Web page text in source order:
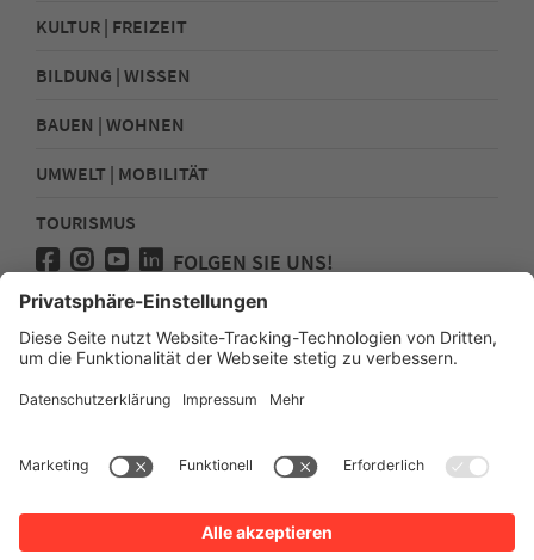
KULTUR | FREIZEIT
BILDUNG | WISSEN
BAUEN | WOHNEN
UMWELT | MOBILITÄT
TOURISMUS
FOLGEN SIE UNS!
Presse
Kontakt
Impressum
Sitemap